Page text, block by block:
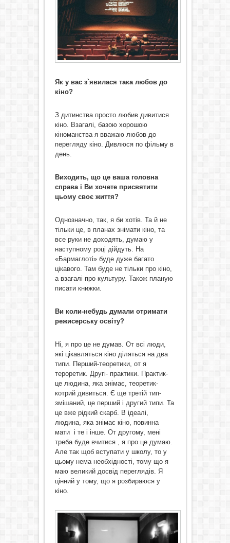
Як у вас з`явилася така любов до
кіно?
З дитинства просто любив дивитися
кіно. Взагалі, базою хорошою
кіноманства я вважаю любов до
перегляду кіно. Дивлюся по фільму в
день.
Виходить, що це ваша головна
справа і Ви хочете присвятити
цьому своє життя?
Однозначно, так, я би хотів. Та й не
тільки це, в планах знімати кіно, та
все руки не доходять, думаю у
наступному році дійдуть. На
«Бармаглоті» буде дуже багато
цікавого. Там буде не тільки про кіно,
а взагалі про культуру. Також планую
писати книжки.
Ви коли-небудь думали отримати
режисерську освіту?
Ні, я про це не думав. От всі люди,
які цікавляться кіно діляться на два
типи. Перший-теоретики, от я
тероретик. Другі- практики. Практик-
це людина, яка знімає, теоретик-
котрий дивиться. Є ще третій тип-
змішаний, це перший і другий типи. Та
це вже рідкий скарб. В ідеалі,
людина, яка знімає кіно, повинна
мати і те і інше. От другому, мені
треба буде вчитися , я про це думаю.
Але так щоб вступати у школу, то у
цьому нема необхідності, тому що я
маю великий досвід переглядів. Я
цінний у тому, що я розбираюся у
кіно.